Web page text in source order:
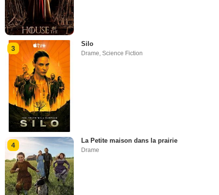
3
Silo
Drame ,Science Fiction
4
La Petite maison dans la prairie
Drame